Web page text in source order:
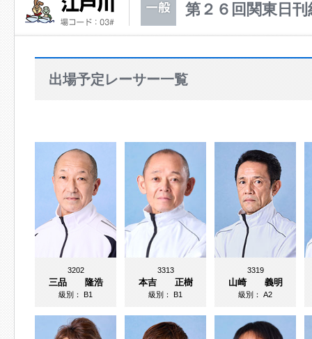
第２６回関東日
出場予定レーサー一覧
3202
三品 隆浩
級別：B1
3313
本吉 正樹
級別：B1
3319
山崎 義明
級別：A2